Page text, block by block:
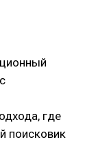
где
поисковик